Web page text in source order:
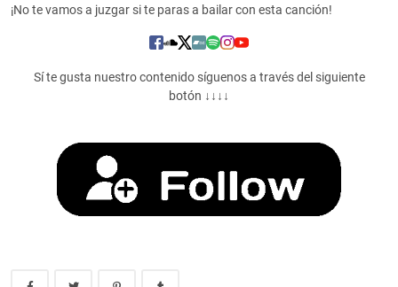
¡No te vamos a juzgar si te paras a bailar con esta canción!
Sí te gusta nuestro contenido síguenos a través del siguiente
botón ↓↓↓↓